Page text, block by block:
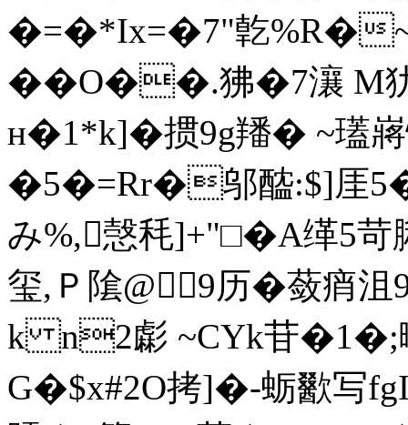
�=�*Ix=�7"亁%R�
��O��.狒�7瀼 M
н�1*k]�掼9g羳� ~瓂嶈
�5�=Rr�邬醓:$]厓
み%,愨秏]+"□�A缂5
玺,Ｐ隂@9历�蔹痟
k n2虨 ~CYk苷�1�;
G�$x#2O拷]�-蛎歠写